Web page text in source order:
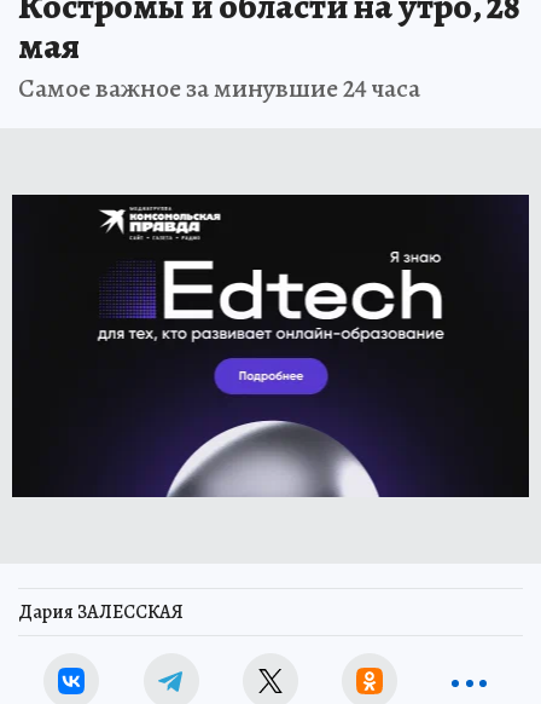
мая
Самое важное за минувшие 24 часа
Дария ЗАЛЕССКАЯ